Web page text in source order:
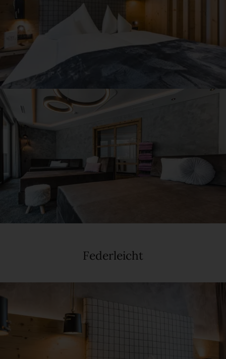
Federleicht